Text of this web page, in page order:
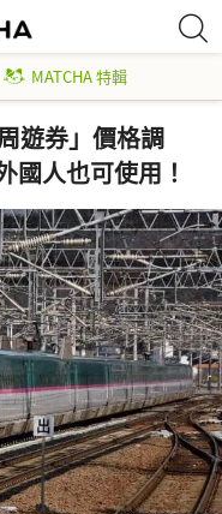
MATCHA 特輯
遊券」價格調
國人也可使用！